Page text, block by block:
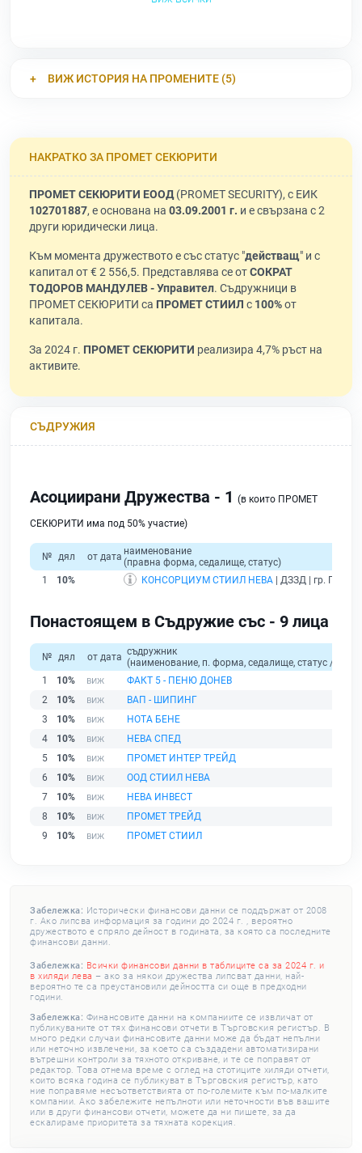
ВИЖ ИСТОРИЯ НА ПРОМЕНИТЕ (5)
НАКРАТКО ЗА ПРОМЕТ СЕКЮРИТИ
ПРОМЕТ СЕКЮРИТИ ЕООД(PROMET SECURITY), с ЕИК
102701887, е основана на 03.09.2001 г. и е свързана с 2
други юридически лица.
Към момента дружеството е със статус "действащ" и с
капитал от € 2 556,5. Представлява се отСОКРАТ
ТОДОРОВ МАНДУЛЕВ - Управител. Съдружници в
ПРОМЕТ СЕКЮРИТИ са ПРОМЕТ СТИИЛ с 100%от
капитала.
За 2024 г. ПРОМЕТ СЕКЮРИТИ реализира 4,7% ръст на
активите.
СЪДРУЖИЯ
Асоциирани Дружества - 1 (в които ПРОМЕТ
СЕКЮРИТИ има под 50% участие)
№ дял от дата наименование
(правна форма, седалище, статус)
1
10% КОНСОРЦИУМ СТИИЛ НЕВА | ДЗЗД | гр.
Понастоящем в Съдружие със - 9 лица
№ дял от дата съдружник
(наименование, п. форма, седалище, статус /
1
10%
ФАКТ 5 - ПЕНЮ ДОНЕВ
2
10%
ВАП - ШИПИНГ
3
10%
НОТА БЕНЕ
4
10%
НЕВА СПЕД
5
10%
ПРОМЕТ ИНТЕР ТРЕЙД
6
10%
ООД СТИИЛ НЕВА
7
10%
НЕВА ИНВЕСТ
8
10%
ПРОМЕТ ТРЕЙД
9
10% ПРОМЕТ СТИИЛ
Забележка: Исторически финансови данни се поддържат от 2008
г. Ако липсва информация за години до 2024 г. , вероятно
дружеството е спряло дейност в годината, за която са последните
финансови данни.
Забележка: Всички финансови данни в таблиците са за 2024 г. и
в хиляди лева – ако за някои дружества липсват данни, най-
вероятно те са преустановили дейността си още в предходни
години.
Забележка: Финансовите данни на компаниите се извличат от
публикуваните от тях финансови отчети в Търговския регистър. В
много редки случаи финансовите данни може да бъдат непълни
или неточно извлечени, за което са създадени автоматизирани
вътрешни контроли за тяхното откриване, и те се поправят от
редактор. Това отнема време с оглед на стотиците хиляди отчети,
които всяка година се публикуват в Търговския регистър, като
ние поправяме несъответствията от по-големите към по-малките
компании. Ако забележите непълноти или неточности във вашите
или в други финансови отчети, можете да ни пишете, за да
ескалираме приоритета за тяхната корекция.